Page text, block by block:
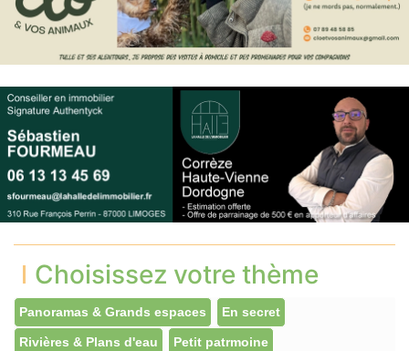
Choisissez votre thème
Panoramas & Grands espaces En secret
Rivières & Plans d'eau Petit patrmoine